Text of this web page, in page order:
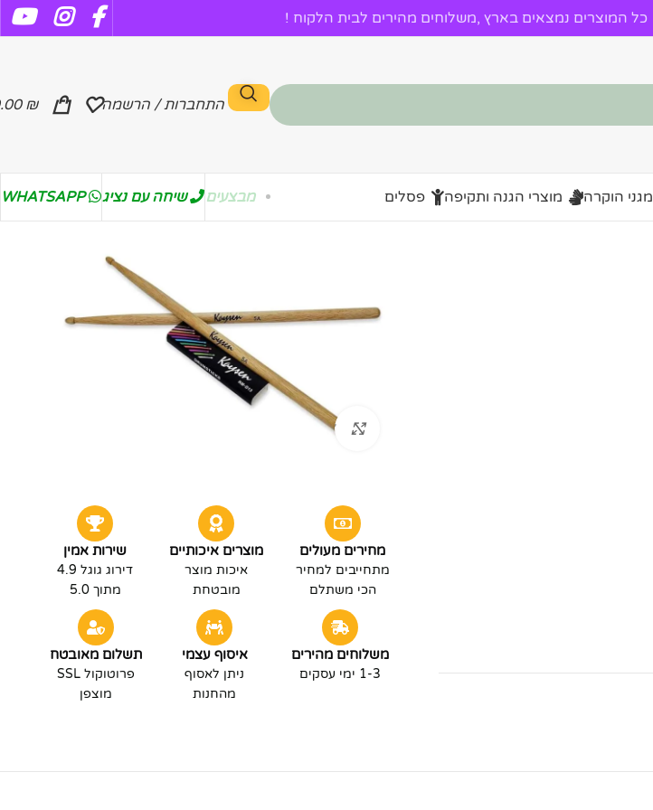
כל המוצרים נמצאים בארץ ,משלוחים מהירים לבית הלקוח !
התחברות / הרשמה ₪
מגני הוקרה מוצרי הגנה ותקיפה פסלים מבצעים שיחה עם נציג WHATSAPP
לחץ להגדלה
מחירים מעולים
מתחייבים למחיר
הכי משתלם
מוצרים איכותיים
איכות מוצר
מובטחת
שירות אמין
דירוג גוגל 4.9
מתוך 5.0
משלוחים מהירים
1-3 ימי עסקים
איסוף עצמי
ניתן לאסוף
מהחנות
תשלום מאובטח
פרוטוקול SSL
מוצפן